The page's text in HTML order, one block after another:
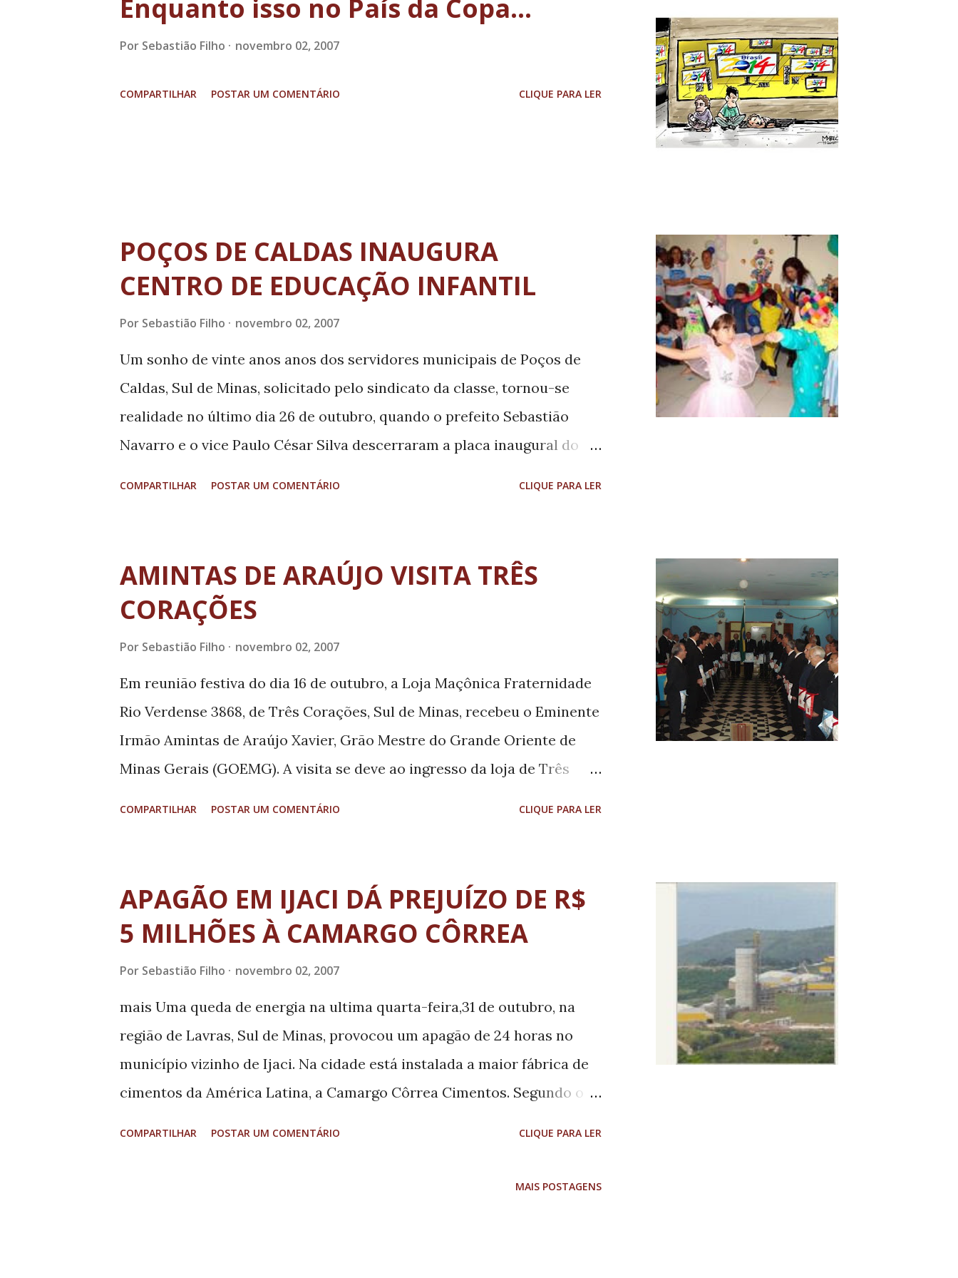
Enquanto isso no País da Copa...
Por Sebastião Filho novembro 02, 2007
COMPARTILHAR POSTAR UM COMENTÁRIO CLIQUE PARA LER
POÇOS DE CALDAS INAUGURA
CENTRO DE EDUCAÇÃO INFANTIL
Por Sebastião Filho novembro 02, 2007
Um sonho de vinte anos anos dos servidores municipais de Poços de
Caldas, Sul de Minas, solicitado pelo sindicato da classe, tornou-se
realidade no último dia 26 de outubro, quando o prefeito Sebastião
Navarro e o vice Paulo César Silva descerraram a placa inaugural do
COMPARTILHAR POSTAR UM COMENTÁRIO CLIQUE PARA LER
AMINTAS DE ARAÚJO VISITA TRÊS
CORAÇÕES
Por Sebastião Filho novembro 02, 2007
Em reunião festiva do dia 16 de outubro, a Loja Maçônica Fraternidade
Rio Verdense 3868, de Três Corações, Sul de Minas, recebeu o Eminente
Irmão Amintas de Araújo Xavier, Grão Mestre do Grande Oriente de
Minas Gerais (GOEMG). A visita se deve ao ingresso da loja de Três
COMPARTILHAR POSTAR UM COMENTÁRIO CLIQUE PARA LER
APAGÃO EM IJACI DÁ PREJUÍZO DE R$
5 MILHÕES À CAMARGO CÔRREA
Por Sebastião Filho novembro 02, 2007
mais Uma queda de energia na ultima quarta-feira,31 de outubro, na
região de Lavras, Sul de Minas, provocou um apagão de 24 horas no
município vizinho de Ijaci. Na cidade está instalada a maior fábrica de
cimentos da América Latina, a Camargo Côrrea Cimentos. Segundo o
COMPARTILHAR POSTAR UM COMENTÁRIO CLIQUE PARA LER
MAIS POSTAGENS